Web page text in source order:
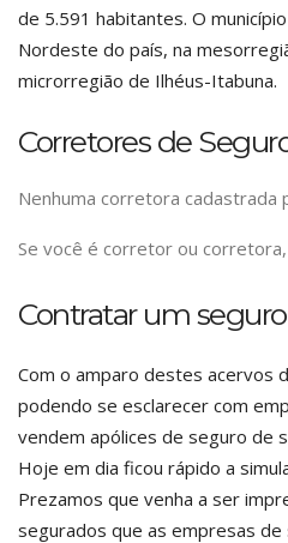
de 5.591 habitantes. O
Nordeste do país, na
microrregião de Ilhéus-Itabuna.
Corretores de
Nenhuma corretora cadastrada
Se você é corretor ou corretora,
Contratar um
Com o amparo destes acervos
podendo se esclarecer com
vendem apólices de seguro de
Hoje em dia ficou rápido a
Prezamos que venha a ser
segurados que as empresas